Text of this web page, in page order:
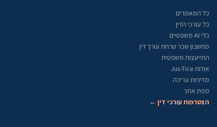
כל המאמרים
כל עורכי הדין
כלי AI משפטיים
מחשבון שכר טרחת עורך דין
התייעצות משפטית
אודות Jus-Tice
מדיניות עריכה
מפת אתר
הצטרפות עורכי דין ←